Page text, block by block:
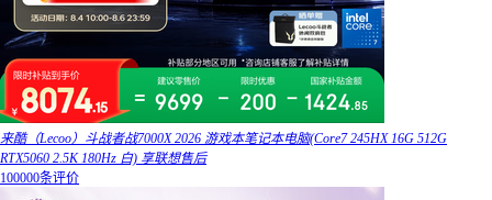
来酷（Lecoo）斗战者战7000X 2026 游戏本笔记本电脑(Core7 245HX 16G 512G
RTX5060 2.5K 180Hz 白) 享联想售后
100000条评价